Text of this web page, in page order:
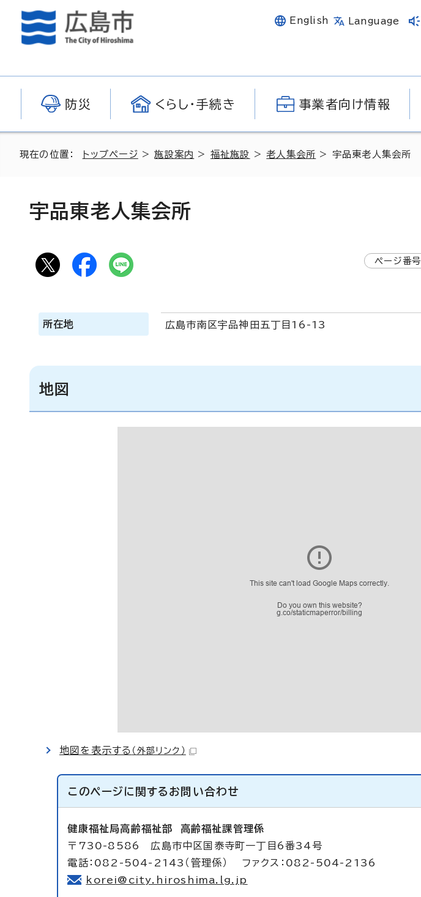
English Language
防災 くらし・手続き 事業者向け情報
現在の位置： トップページ >施設案内 > 福祉施設 >老人集会所 > 宇品東老人集会所
宇品東老人集会所
ページ番号
所在地 広島市南区宇品神田五丁目16-13
地図
地図を表示する （外部リンク）
このページに関する お問い合わせ
健康福祉局高齢福祉部 高齢福祉課管理係
〒730-8586 広島市中区国泰寺町一丁目6番34号
電話：082-504-2143（管理係） ファクス：082-504-2136
korei@city.hiroshima.lg.jp